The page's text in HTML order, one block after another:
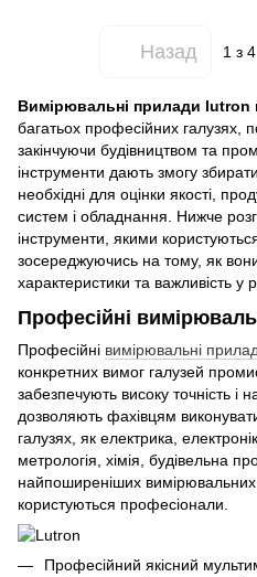
Назад 1з 4
Вимірювальні прилади lutron
багатьох професійних галузях,
закінчуючи будівництвом та
інструменти дають змогу збирати
необхідні для оцінки якості,
систем і обладнання. Нижче
інструменти, якими
зосереджуючись на тому, як
характеристики та важливість у
Професійні
Професійні вимірювальні
конкретних вимог галузей
забезпечують високу точність і
дозволяють фахівцям
галузях, як електрика,
метрологія, хімія, будівельна
найпоширеніших
користуються професіонали.
Професійний якісний